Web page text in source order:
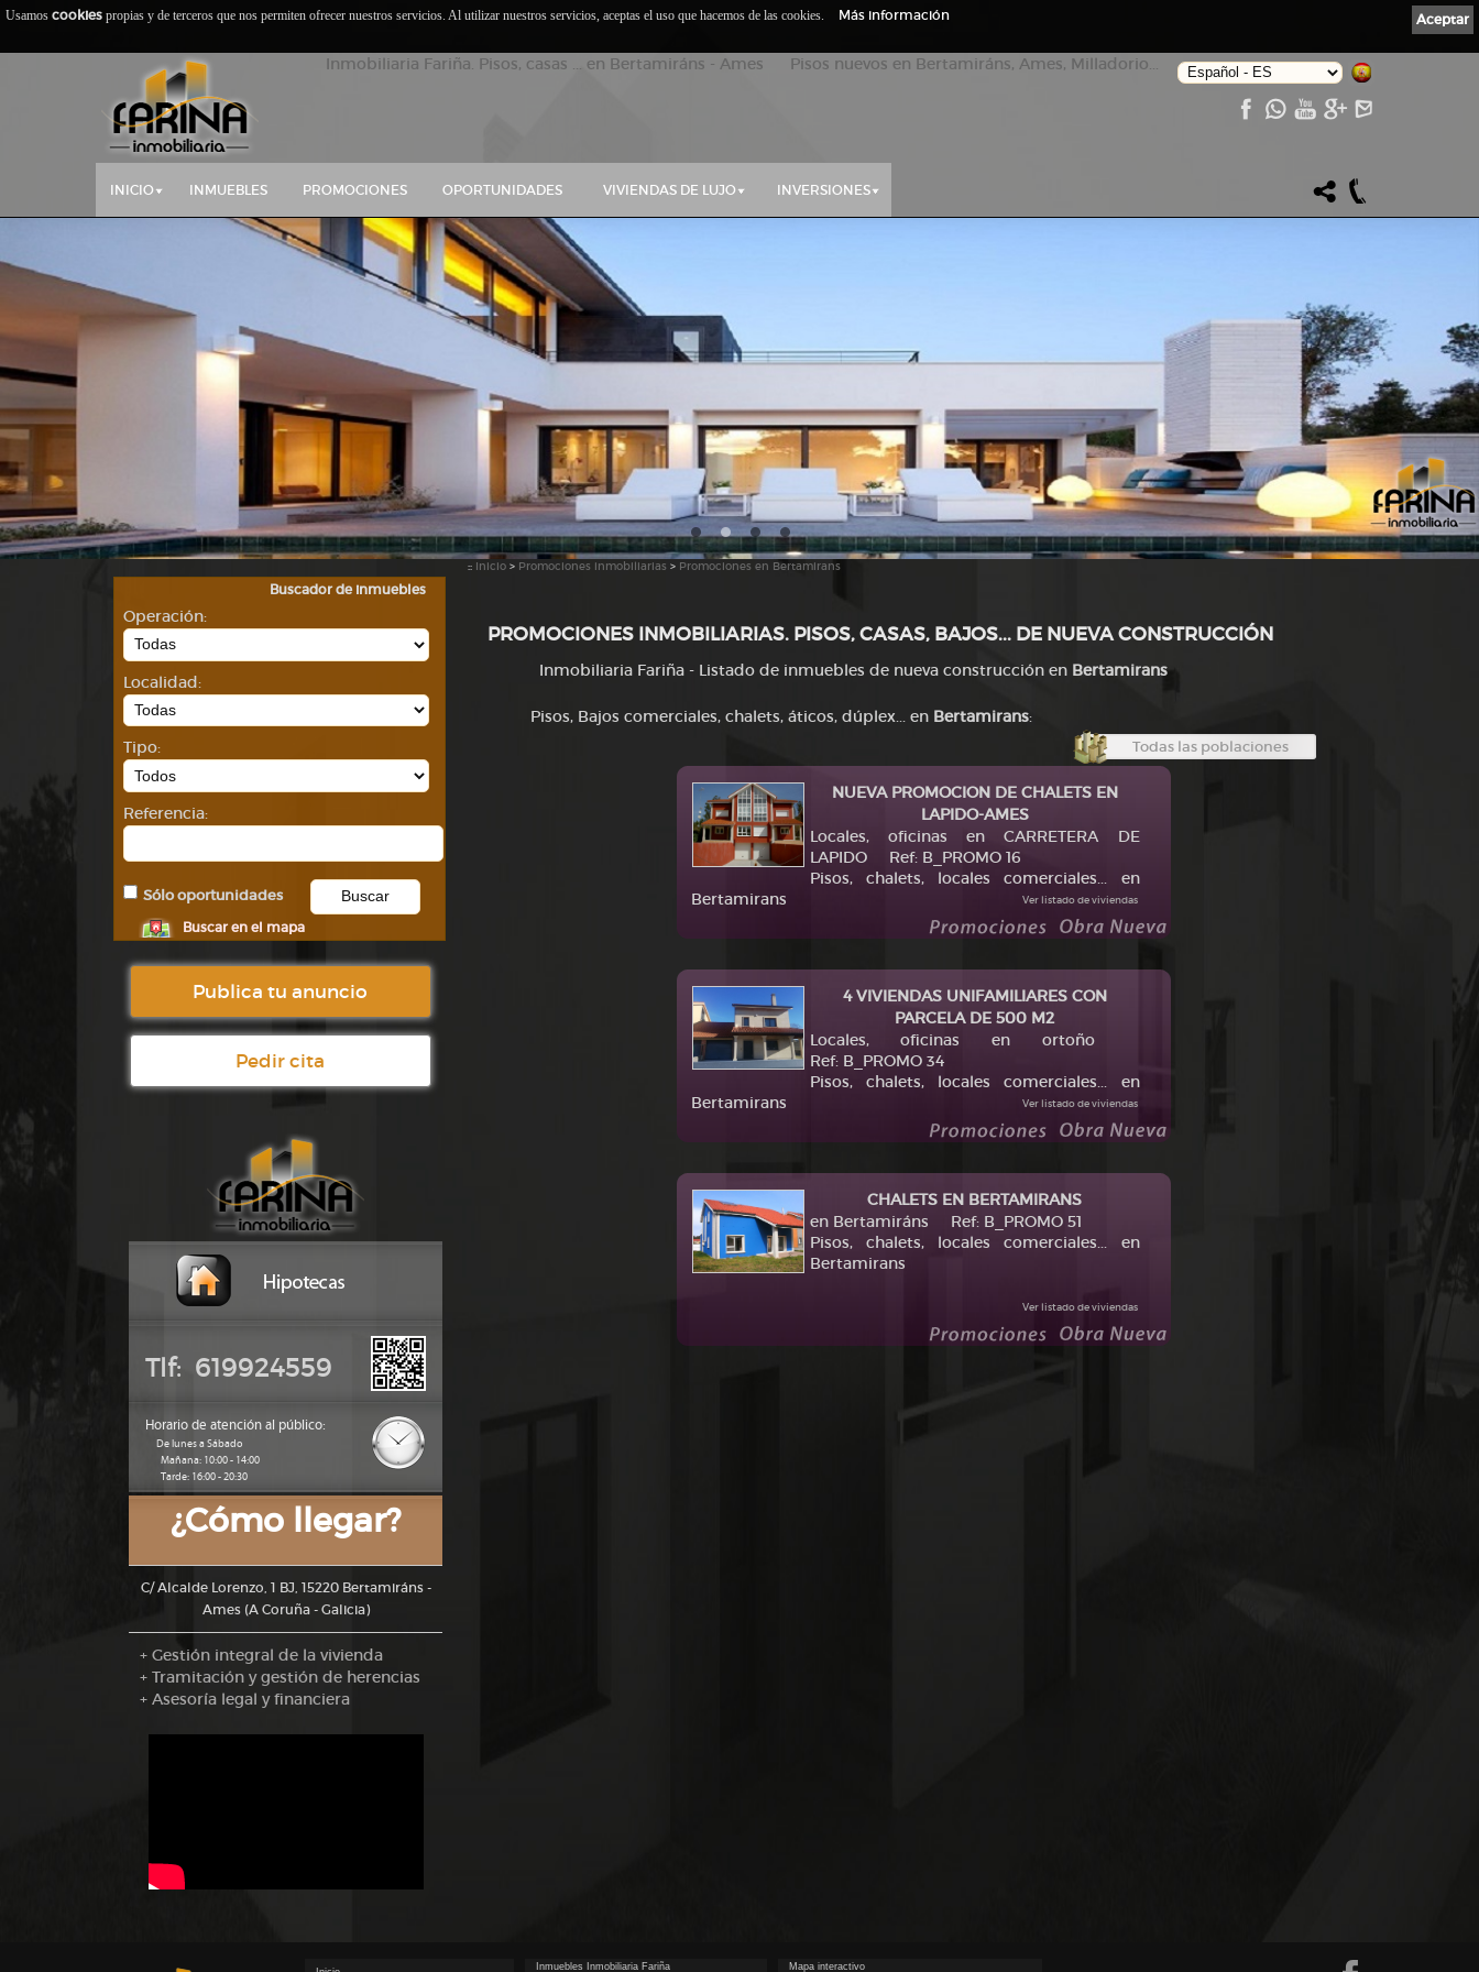
Inmobiliaria Fariña. Pisos, casas ... en Bertamiráns - Ames Pisos nuevos en Bertamiráns, Ames, Milladorio...
INICIO INMUEBLES PROMOCIONES OPORTUNIDADES VIVIENDAS DE LUJO INVERSIONES
Buscador de inmuebles
Operación:
Localidad:
Tipo:
Referencia:
Sólo oportunidades
Buscar en el mapa
Publica tu anuncio
Pedir cita
Tlf: 619924559
Horario de atención al público:
De lunes a Sábado
Mañana: 10:00 - 14:00
Tarde: 16:00 - 20:30
¿Cómo llegar?
C/ Alcalde Lorenzo, 1 BJ, 15220 Bertamiráns -
Ames (A Coruña - Galicia)
+ Gestión integral de la vivienda
+ Tramitación y gestión de herencias
+ Asesoría legal y financiera
:: Inicio > Promociones inmobiliarias > Promociones en Bertamirans
PROMOCIONES INMOBILIARIAS. PISOS, CASAS, BAJOS... DE NUEVA CONSTRUCCIÓN
Inmobiliaria Fariña - Listado de inmuebles de nueva construcción en Bertamirans
Pisos, Bajos comerciales, chalets, áticos, dúplex... en Bertamirans:
Todas las poblaciones
NUEVA PROMOCION DE CHALETS EN
LAPIDO-AMES
Locales, oficinas en CARRETERA DE
LAPIDO Ref: B_PROMO 16
Pisos, chalets, locales comerciales... en
Bertamirans
Ver listado de viviendas
4 VIVIENDAS UNIFAMILIARES CON
PARCELA DE 500 M2
Locales, oficinas en ortoño
Ref: B_PROMO 34
Pisos, chalets, locales comerciales... en
Bertamirans
Ver listado de viviendas
CHALETS EN BERTAMIRANS
en Bertamiráns Ref: B_PROMO 51
Pisos, chalets, locales comerciales... en
Bertamirans
Ver listado de viviendas
Inmuebles Inmobiliaria Fariña Mapa interactivo
Aceptar
Usamos cookies propias y de terceros que nos permiten ofrecer nuestros servicios. Al utilizar nuestros servicios, aceptas el uso que hacemos de las cookies. Más información